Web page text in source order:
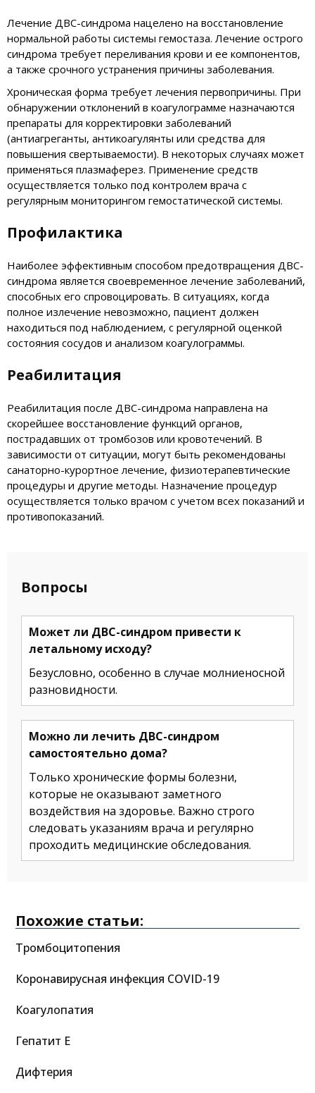
Лечение ДВС-синдрома нацелено на восстановление
нормальной работы системы гемостаза. Лечение острого
синдрома требует переливания крови и ее компонентов,
а также срочного устранения причины заболевания.
Хроническая форма требует лечения первопричины. При
обнаружении отклонений в коагулограмме назначаются
препараты для корректировки заболеваний
(антиагреганты, антикоагулянты или средства для
повышения свертываемости). В некоторых случаях может
применяться плазмаферез. Применение средств
осуществляется только под контролем врача с
регулярным мониторингом гемостатической системы.
Профилактика
Наиболее эффективным способом предотвращения ДВС-
синдрома является своевременное лечение заболеваний,
способных его спровоцировать. В ситуациях, когда
полное излечение невозможно, пациент должен
находиться под наблюдением, с регулярной оценкой
состояния сосудов и анализом коагулограммы.
Реабилитация
Реабилитация после ДВС-синдрома направлена на
скорейшее восстановление функций органов,
пострадавших от тромбозов или кровотечений. В
зависимости от ситуации, могут быть рекомендованы
санаторно-курортное лечение, физиотерапевтические
процедуры и другие методы. Назначение процедур
осуществляется только врачом с учетом всех показаний и
противопоказаний.
Вопросы
Может ли ДВС-синдром привести к
летальному исходу?
Безусловно, особенно в случае молниеносной
разновидности.
Можно ли лечить ДВС-синдром
самостоятельно дома?
Только хронические формы болезни,
которые не оказывают заметного
воздействия на здоровье. Важно строго
следовать указаниям врача и регулярно
проходить медицинские обследования.
Похожие статьи:
Тромбоцитопения
Коронавирусная инфекция COVID-19
Коагулопатия
Гепатит E
Дифтерия